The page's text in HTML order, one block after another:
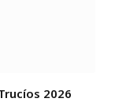
2026